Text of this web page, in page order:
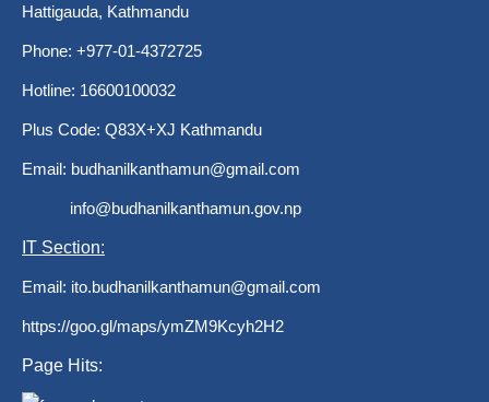
Hattigauda, Kathmandu
Phone: +977-01-4372725
Hotline: 16600100032
Plus Code: Q83X+XJ Kathmandu
Email: budhanilkanthamun@gmail.com
info@budhanilkanthamun.gov.np
IT Section:
Email: ito.budhanilkanthamun@gmail.com
https://goo.gl/maps/ymZM9Kcyh2H2
Page Hits: